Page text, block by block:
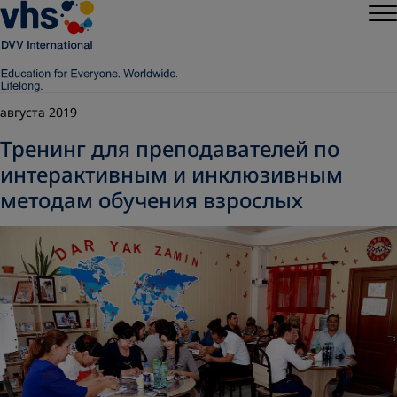
августа 2019
Тренинг для преподавателей по
интерактивным и инклюзивным
методам обучения взрослых